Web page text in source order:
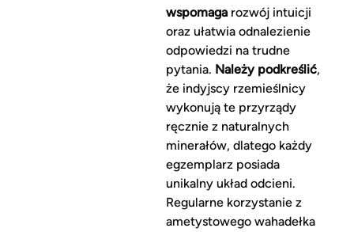
wspomagarozwój intuicji
oraz ułatwia odnalezienie
odpowiedzi na trudne
pytania. Należy podkreślić,
że indyjscy rzemieślnicy
wykonują te przyrządy
ręcznie z naturalnych
minerałów, dlatego każdy
egzemplarz posiada
unikalny układ odcieni.
Regularne korzystanie z
ametystowego wahadełka